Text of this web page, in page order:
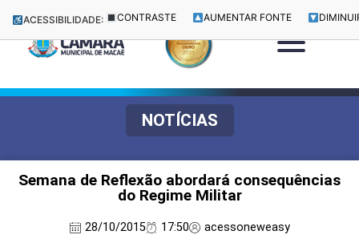
ACESSIBILIDADE: CONTRASTE AUMENTAR FONTE
NOTÍCIAS
Semana de Reflexão abordará consequências
do Regime Militar
28/10/2015 17:50 acessoneweasy